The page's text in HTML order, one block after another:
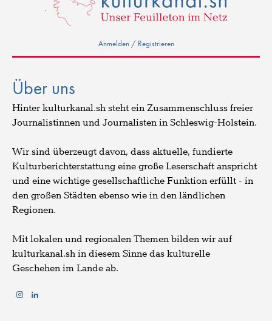
Anmelden / Registrieren
Über uns
Hinter kulturkanal.sh steht ein Zusammenschluss freier
Journalistinnen und Journalisten in Schleswig-Holstein.
Wir sind überzeugt davon, dass aktuelle, fundierte
Kulturberichterstattung eine große Leserschaft anspricht
und eine wichtige gesellschaftliche Funktion erfüllt - in
den großen Städten ebenso wie in den ländlichen
Regionen.
Mit lokalen und regionalen Themen bilden wir auf
kulturkanal.sh in diesem Sinne das kulturelle
Geschehen im Lande ab.